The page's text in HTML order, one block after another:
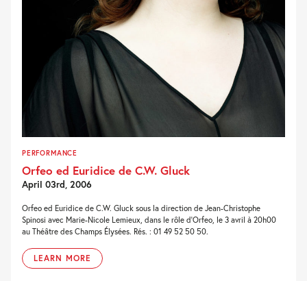
PERFORMANCE
Orfeo ed Euridice de C.W. Gluck
April 03rd, 2006
Orfeo ed Euridice de C.W. Gluck sous la direction de Jean-Christophe
Spinosi avec Marie-Nicole Lemieux, dans le rôle d'Orfeo, le 3 avril à 20h00
au Théâtre des Champs Élysées. Rés. : 01 49 52 50 50.
LEARN MORE